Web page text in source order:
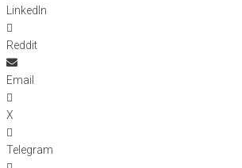
LinkedIn
Reddit
Email
X
Telegram